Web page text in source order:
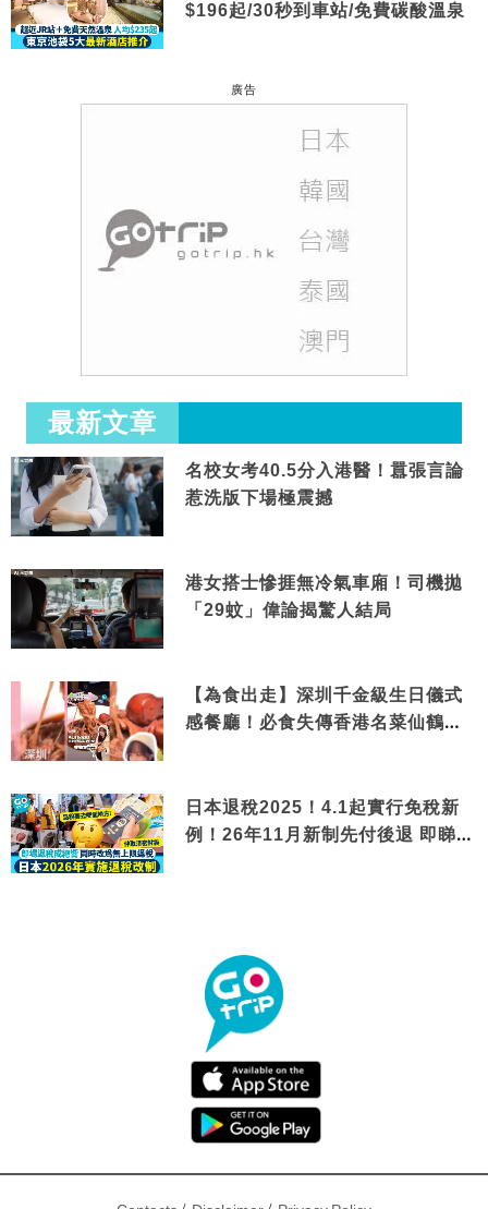
$196起/30秒到車站/免費碳酸溫泉
廣告
最新文章
名校女考40.5分入港醫！囂張言論
惹洗版下場極震撼
港女搭士慘捱無冷氣車廂！司機拋
「29蚊」偉論揭驚人結局
【為食出走】深圳千金級生日儀式
感餐廳！必食失傳香港名菜仙鶴神
日本退稅2025！4.1起實行免稅新
例！26年11月新制先付後退 即睇步